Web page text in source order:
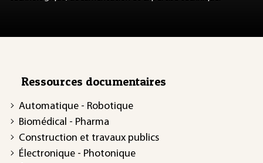
Ressources documentaires
Automatique - Robotique
Biomédical - Pharma
Construction et travaux publics
Électronique - Photonique